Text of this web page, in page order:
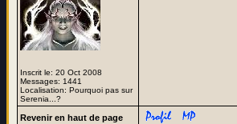
Inscrit le: 20 Oct 2008
Messages: 1441
Localisation: Pourquoi pas sur
Serenia...?
Revenir en haut de page